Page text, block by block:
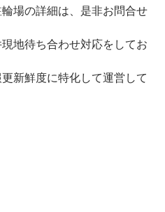
場の詳細は、是非お問合せ
地待ち合わせ対応をしてお
新鮮度に特化して運営して